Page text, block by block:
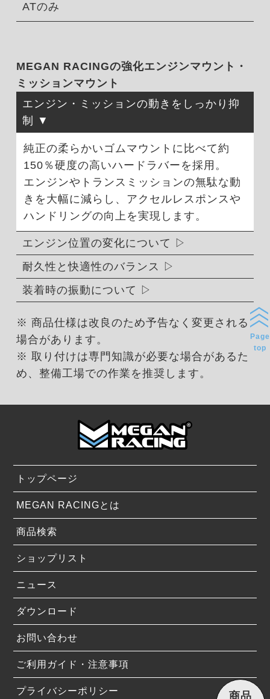
ATのみ
MEGAN RACINGの強化エンジンマウント・
ミッションマウント
エンジン・ミッションの動きをしっかり抑
制
純正の柔らかいゴムマウントに比べて約
150％硬度の高いハードラバーを採用。
エンジンやトランスミッションの無駄な動
きを大幅に減らし、アクセルレスポンスや
ハンドリングの向上を実現します。
エンジン位置の変化について
耐久性と快適性のバランス
装着時の振動について
※ 商品仕様は改良のため予告なく変更される
場合があります。
※ 取り付けは専門知識が必要な場合があるた
め、整備工場での作業を推奨します。
トップページ
MEGAN RACINGとは
商品検索
ショップリスト
ニュース
ダウンロード
お問い合わせ
ご利用ガイド・注意事項
プライバシーポリシー
Page
top
商品